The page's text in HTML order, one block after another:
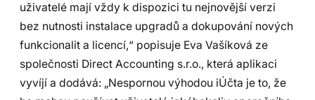
uživatelé mají vždy k dispozici tu nejnovější verzi
bez nutnosti instalace upgradů a dokupování nových
funkcionalit a licencí,“ popisuje Eva Vašíková ze
společnosti Direct Accounting s.r.o., která aplikaci
vyvíjí a dodává: „Nespornou výhodou iÚčta je to, že